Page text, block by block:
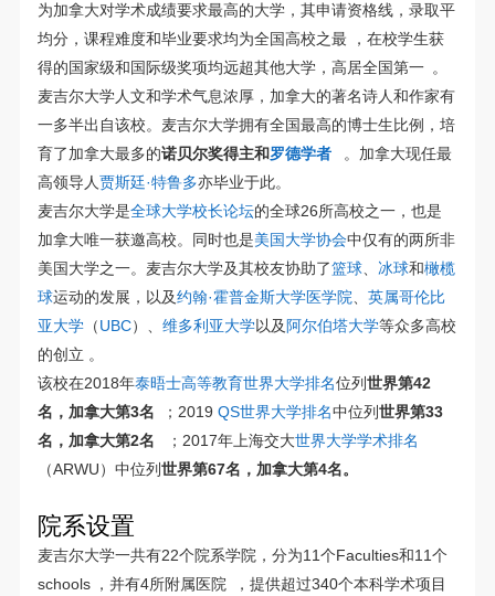
为加拿大对学术成绩要求最高的大学，其申请资格线，录取平
均分，课程难度和毕业要求均为全国高校之最
，在校学生获
得的国家级和国际级奖项均远超其他大学，高居全国第一 。
麦吉尔大学人文和学术气息浓厚，加拿大的著名诗人和作家有
一多半出自该校。麦吉尔大学拥有全国最高的博士生比例，培
育了加拿大最多的诺贝尔奖得主和罗德学者
。加拿大现任最
高领导人贾斯廷·特鲁多亦毕业于此。
麦吉尔大学是全球大学校长论坛的全球26所高校之一，也是
加拿大唯一获邀高校。同时也是美国大学协会中仅有的两所非
美国大学之一。麦吉尔大学及其校友协助了篮球、冰球和橄榄
球运动的发展，以及约翰·霍普金斯大学医学院、英属哥伦比
亚大学 （UBC）、维多利亚大学以及 阿尔伯塔大学等众多高校
的创立 。
该校在2018年泰晤士高等教育世界大学排名位列世界第42
名，加拿大第3名
；2019QS世界大学排名中位列世界第33
名，加拿大第2名
；2017年上海交大世界大学学术排名
（ARWU）中位列世界第67名，加拿大第4名。
院系设置
麦吉尔大学一共有22个院系学院，分为11个Faculties和11个
schools ，并有4所附属医院
，提供超过340个本科学术项目